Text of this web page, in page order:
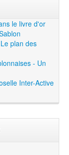
le livre d'or
Le plan des
- Un
Inter-Active